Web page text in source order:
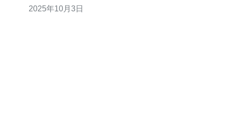
服务，用户无需自行管理硬件，只需关注软件和应用的运
2025年10月3日